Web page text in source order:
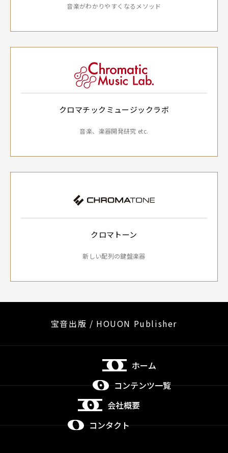
音楽がわかりやすくなるメソッド
クロマチックミュージックラボ
音楽、楽器開発研究 etc.
クロマトーン
新しい配列の鍵盤楽器
宝音出版 / HOUON Publisher
ホーム
コンテンツ一覧
会社概要
コンタクト